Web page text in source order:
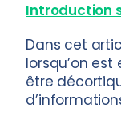
Introduction
Dans cet
lorsqu’on
être